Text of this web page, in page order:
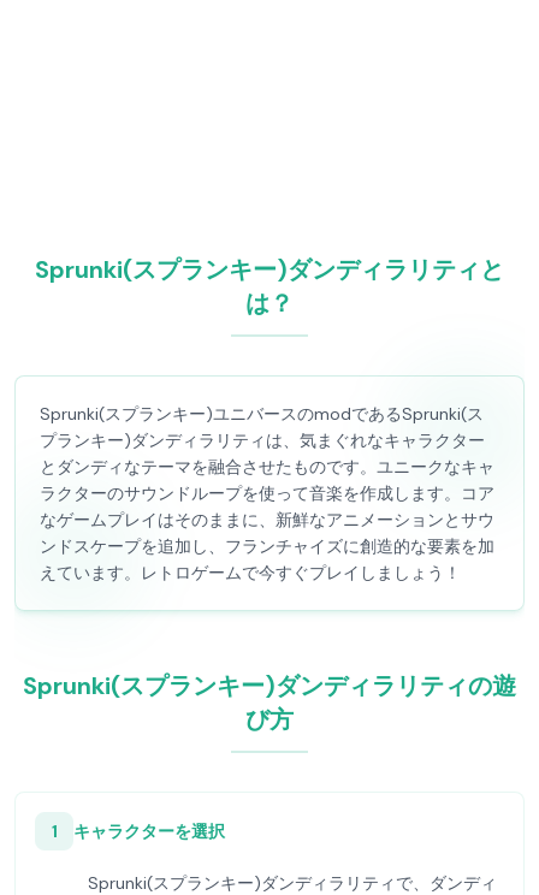
Sprunki(スプランキー)ダンディラリティと
は？
Sprunki(スプランキー)ユニバースのmodであるSprunki(ス
プランキー)ダンディラリティは、気まぐれなキャラクター
とダンディなテーマを融合させたものです。ユニークなキャ
ラクターのサウンドループを使って音楽を作成します。コア
なゲームプレイはそのままに、新鮮なアニメーションとサウ
ンドスケープを追加し、フランチャイズに創造的な要素を加
えています。レトロゲームで今すぐプレイしましょう！
Sprunki(スプランキー)ダンディラリティの遊
び方
1 キャラクターを選択
Sprunki(スプランキー)ダンディラリティで、ダンディ